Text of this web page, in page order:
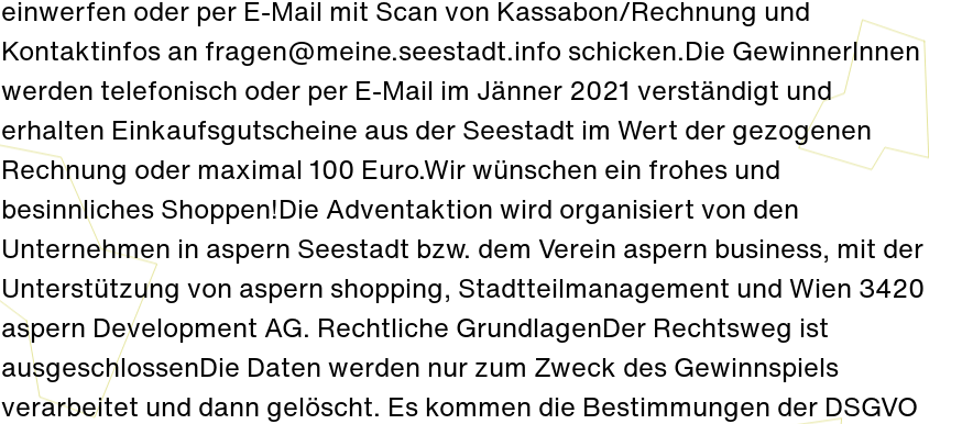
einwerfen oder per E-Mail mit Scan von Kassabon/Rechnung und
Kontaktinfos an fragen@meine.seestadt.info schicken.Die GewinnerInnen
werden telefonisch oder per E-Mail im Jänner 2021 verständigt und
erhalten Einkaufsgutscheine aus der Seestadt im Wert der gezogenen
Rechnung oder maximal 100 Euro.Wir wünschen ein frohes und
besinnliches Shoppen!Die Adventaktion wird organisiert von den
Unternehmen in aspern Seestadt bzw. dem Verein aspern business, mit der
Unterstützung von aspern shopping, Stadtteilmanagement und Wien 3420
aspern Development AG. Rechtliche GrundlagenDer Rechtsweg ist
ausgeschlossenDie Daten werden nur zum Zweck des Gewinnspiels
verarbeitet und dann gelöscht. Es kommen die Bestimmungen der DSGVO